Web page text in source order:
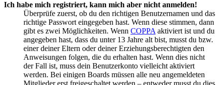
Ich habe mich registriert, kann mich aber nicht anmelden!
Überprüfe zuerst, ob du den richtigen Benutzernamen und das
richtige Passwort eingegeben hast. Wenn diese stimmen, dann
gibt es zwei Möglichkeiten. Wenn COPPA aktiviert ist und du
angegeben hast, dass du unter 13 Jahre alt bist, musst du bzw.
einer deiner Eltern oder deiner Erziehungsberechtigten den
Anweisungen folgen, die du erhalten hast. Wenn dies nicht
der Fall ist, muss dein Benutzerkonto vielleicht aktiviert
werden. Bei einigen Boards müssen alle neu angemeldeten
Mitglieder erst freigeschaltet werden – entweder musst du dies